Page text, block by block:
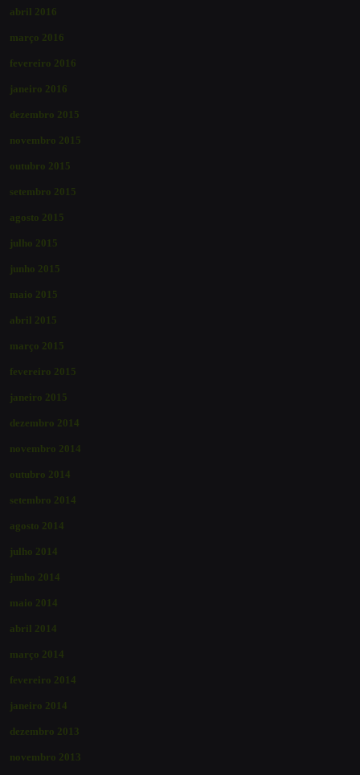
abril 2016
março 2016
fevereiro 2016
janeiro 2016
dezembro 2015
novembro 2015
outubro 2015
setembro 2015
agosto 2015
julho 2015
junho 2015
maio 2015
abril 2015
março 2015
fevereiro 2015
janeiro 2015
dezembro 2014
novembro 2014
outubro 2014
setembro 2014
agosto 2014
julho 2014
junho 2014
maio 2014
abril 2014
março 2014
fevereiro 2014
janeiro 2014
dezembro 2013
novembro 2013